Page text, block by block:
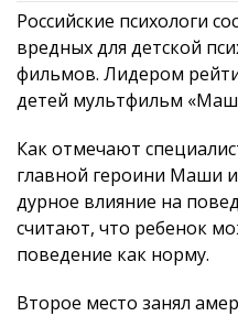
Российские психологи
вредных для детской
фильмов. Лидером
детей мультфильм
Как отмечают
главной героини Маши
дурное влияние на
считают, что ребенок
поведение как норму.
Второе место занял